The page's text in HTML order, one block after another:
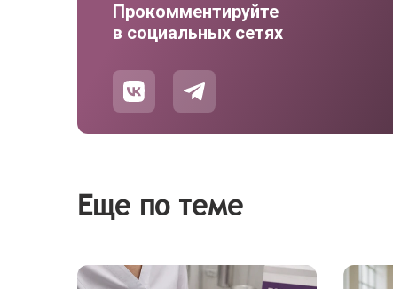
Прокомментируйте
в социальных сетях
Еще по теме